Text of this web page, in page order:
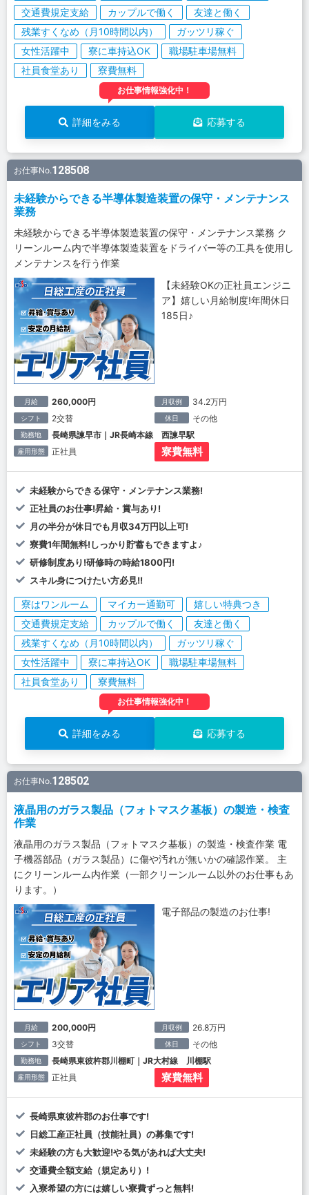
交通費規定支給 カップルで働く
友達と働く
残業すくなめ（月10時間以内）
ガッツリ稼ぐ
女性活躍中
寮に車持込OK
職場駐車場無料
社員食堂あり
寮費無料
お仕事情報強化中！
詳細をみる 応募する
お仕事No.128508
未経験からできる半導体製造装置の保守・メンテナンス
業務
未経験からできる半導体製造装置の保守・メンテナンス業務 ク
リーンルーム内で半導体製造装置をドライバー等の工具を使用し
メンテナンスを行う作業
【未経験OKの正社員エンジニ
ア】嬉しい月給制度!年間休日
185日♪
月給 260,000円 月収例 34.2万円
シフト 2交替 休日 その他
勤務地 長崎県諫早市｜JR長崎本線 西諫早駅
雇用形態 正社員 寮費無料
未経験からできる保守・メンテナンス業務!
正社員のお仕事!昇給・賞与あり!
月の半分が休日でも月収34万円以上可!
寮費1年間無料!しっかり貯蓄もできますよ♪
研修制度あり!研修時の時給1800円!
スキル身につけたい方必見!!
寮はワンルーム マイカー通勤可
嬉しい特典つき
交通費規定支給
カップルで働く
友達と働く
残業すくなめ（月10時間以内）
ガッツリ稼ぐ
女性活躍中
寮に車持込OK
職場駐車場無料
社員食堂あり
寮費無料
お仕事情報強化中！
詳細をみる 応募する
お仕事No.128502
液晶用のガラス製品（フォトマスク基板）の製造・検査
作業
液晶用のガラス製品（フォトマスク基板）の製造・検査作業 電
子機器部品（ガラス製品）に傷や汚れが無いかの確認作業。 主
にクリーンルーム内作業（一部クリーンルーム以外のお仕事もあ
ります。）
電子部品の製造のお仕事!
月給 200,000円 月収例 26.8万円
シフト 3交替 休日 その他
勤務地 長崎県東彼杵郡川棚町｜JR大村線 川棚駅
雇用形態 正社員 寮費無料
長崎県東彼杵郡のお仕事です!
日総工産正社員（技能社員）の募集です!
未経験の方も大歓迎!やる気があれば大丈夫!
交通費全額支給（規定あり）!
入寮希望の方には嬉しい寮費ずっと無料!